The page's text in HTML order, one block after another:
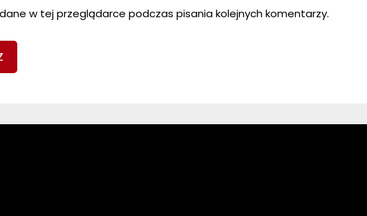
w tej przeglądarce podczas pisania kolejnych komentarzy.